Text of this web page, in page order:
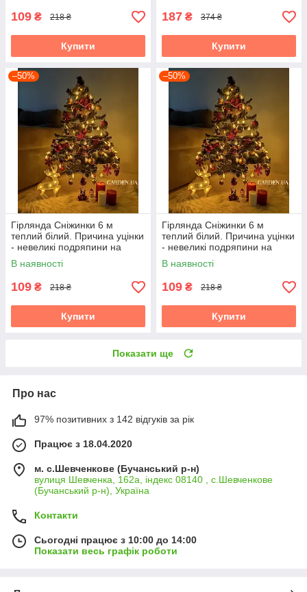
109 ₴ 218 ₴
Купити
187 ₴ 374 ₴
Купити
–50%
Гірлянда Сніжинки 6 м
теплий білий. Причина уцінки
- невеликі подряпини на
контролері
В наявності
109 ₴ 218 ₴
Купити
–50%
Гірлянда Сніжинки 6 м
теплий білий. Причина уцінки
- невеликі подряпини на
контролері
В наявності
109 ₴ 218 ₴
Купити
Показати ще
Про нас
97% позитивних з 142 відгуків за рік
Працює з 18.04.2020
м. с.Шевченкове (Бучанський р-н)
вулиця Шевченка, 162а, індекс 08140 , с.Шевченкове
(Бучанський р-н), Україна
Контакти
Сьогодні працює з 10:00 до 14:00
Показати весь графік роботи